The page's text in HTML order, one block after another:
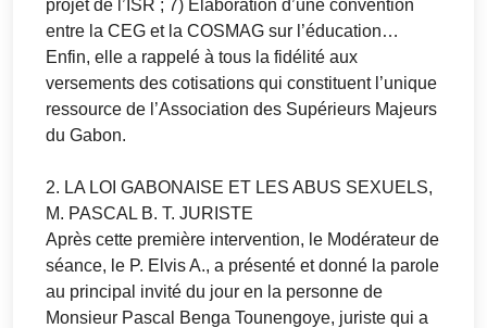
projet de l’ISR ; 7) Elaboration d’une convention
entre la CEG et la COSMAG sur l’éducation…
Enfin, elle a rappelé à tous la fidélité aux
versements des cotisations qui constituent l’unique
ressource de l’Association des Supérieurs Majeurs
du Gabon.
2. LA LOI GABONAISE ET LES ABUS SEXUELS,
M. PASCAL B. T. JURISTE
Après cette première intervention, le Modérateur de
séance, le P. Elvis A., a présenté et donné la parole
au principal invité du jour en la personne de
Monsieur Pascal Benga Tounengoye, juriste qui a